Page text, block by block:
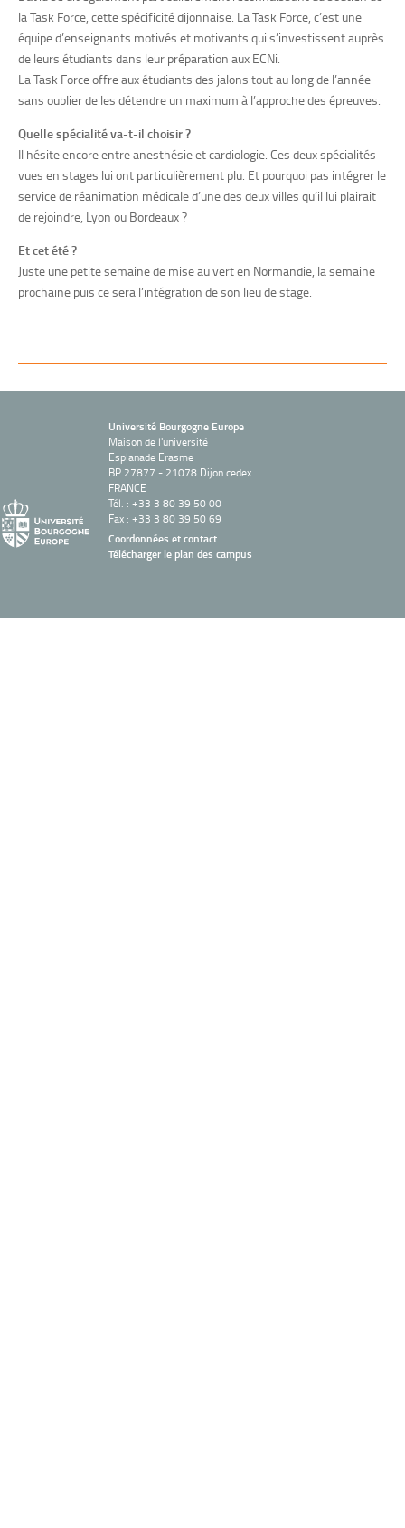
la Task Force, cette spécificité dijonnaise. La Task Force, c’est une
équipe d’enseignants motivés et motivants qui s’investissent auprès
de leurs étudiants dans leur préparation aux ECNi.
La Task Force offre aux étudiants des jalons tout au long de l’année
sans oublier de les détendre un maximum à l’approche des épreuves.
Quelle spécialité va-t-il choisir ?
Il hésite encore entre anesthésie et cardiologie. Ces deux spécialités
vues en stages lui ont particulièrement plu. Et pourquoi pas intégrer le
service de réanimation médicale d’une des deux villes qu’il lui plairait
de rejoindre, Lyon ou Bordeaux ?
Et cet été ?
Juste une petite semaine de mise au vert en Normandie, la semaine
prochaine puis ce sera l’intégration de son lieu de stage.
Université Bourgogne Europe
Maison de l'université
Esplanade Erasme
BP 27877 - 21078 Dijon cedex
FRANCE
Tél. : +33 3 80 39 50 00
Fax : +33 3 80 39 50 69
Coordonnées et contact
Télécharger le plan des campus